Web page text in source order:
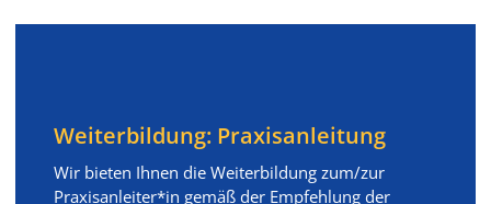
Weiterbildung: Praxisanleitung
Wir bieten Ihnen die Weiterbildung zum/zur
Praxisanleiter*in gemäß der Empfehlung der